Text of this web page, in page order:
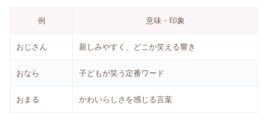
例 意味・印象
おじさん 親しみやすく、どこか笑える響き
おなら 子どもが笑う定番ワード
おまる かわいらしさを感じる言葉